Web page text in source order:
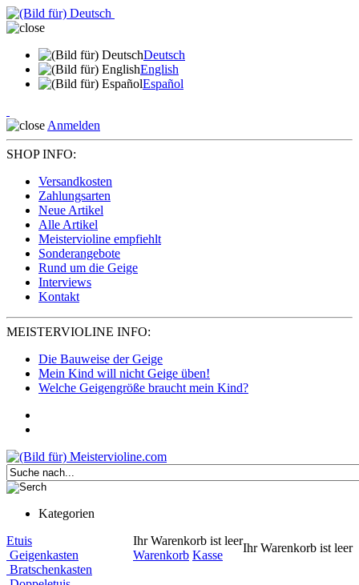
Deutsch
English
Español
Anmelden
SHOP INFO:
Versandkosten
Zahlungsarten
Neue Artikel
Alle Artikel
Meistervioline empfiehlt
Sonderangebote
Rund um die Geige
Interviews
Kontakt
MEISTERVIOLINE INFO:
Die Bauweise der Geige
Mein Kind will nicht Geige üben!
Welche Geigengröße braucht mein Kind?
Kategorien
Ihr Warenkorb ist leer
Warenkorb Kasse
Ihr Warenkorb ist leer
Etuis
Geigenkasten
Bratschenkasten